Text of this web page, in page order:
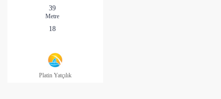
39
Metre
18
Platin Yatçılık